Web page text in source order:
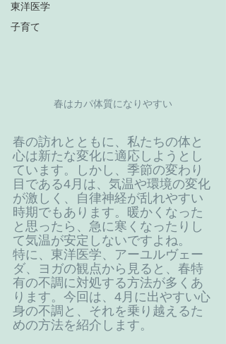
東洋医学
子育て
春はカパ体質になりやすい
春の訪れとともに、私たちの体と
心は新たな変化に適応しようとし
ています。しかし、季節の変わり
目である4月は、気温や環境の変化
が激しく、自律神経が乱れやすい
時期でもあります。暖かくなった
と思ったら、急に寒くなったりし
て気温が安定しないですよね。
特に、東洋医学、アーユルヴェー
ダ、ヨガの観点から見ると、春特
有の不調に対処する方法が多くあ
ります。今回は、4月に出やすい心
身の不調と、それを乗り越えるた
めの方法を紹介します。